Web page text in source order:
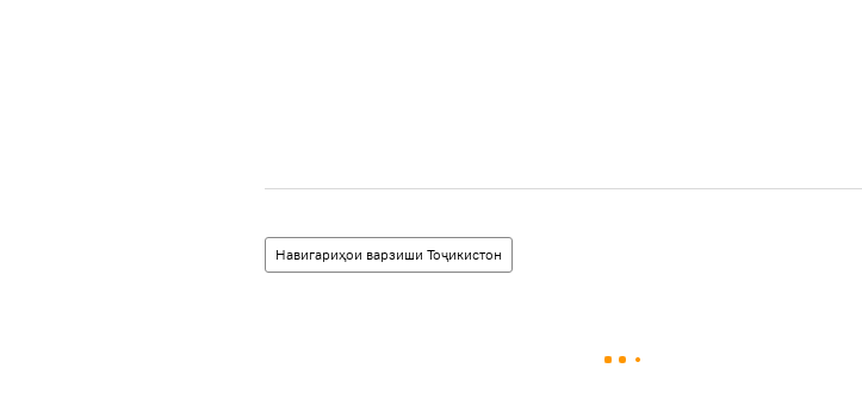
Навигариҳои варзиши Тоҷикистон